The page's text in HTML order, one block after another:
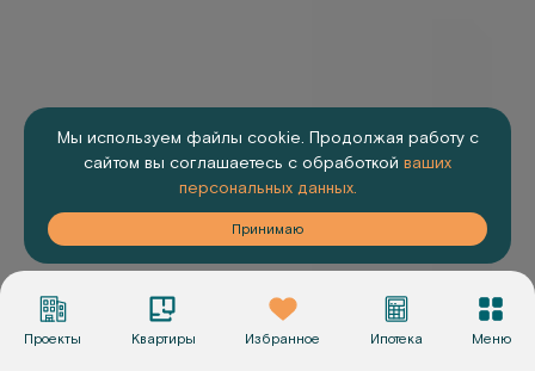
Мы используем файлы cookie. Продолжая работу с
сайтом вы соглашаетесь с обработкой ваших
персональных данных.
Принимаю
Проекты Квартиры Избранное Ипотека Меню